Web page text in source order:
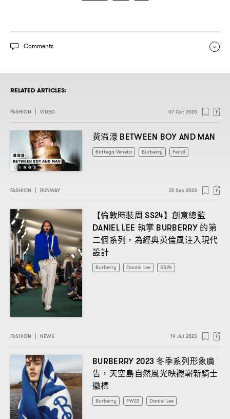
Comments
RELATED ARTICLES:
FASHION VIDEO 07 Oct 2023
黃溢濠BETWEEN BOY AND MAN
Bottega Veneta Burberry Fendi
FASHION | RUNWAY 22 Sep 2023
【倫敦時裝周 SS24】創意總監
DANIEL LEE 執掌 BURBERRY 的第
二個系列 ， 為經典英倫風注入現代
設計
Burberry Daniel Lee SS24
FASHION | NEWS 19 Jul 2023
BURBERRY 2023 冬季系列形象廣
告 ， 天空島自然風光映襯嶄新騎士
徽標
Burberry FW23 Daniel Lee